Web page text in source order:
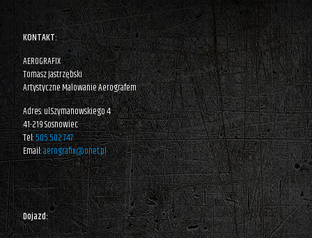
KONTAKT:
AEROGRAFIX
Tomasz Jastrzębski
Artystyczne Malowanie Aerografem
Adres: ul.Szymanowskiego 4
41-219 Sosnowiec
Tel:505 502 747
Email:aerografix@onet.pl
Dojazd: